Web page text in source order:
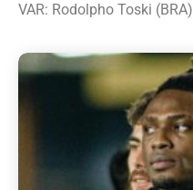
VAR: Rodolpho Toski (BRA)